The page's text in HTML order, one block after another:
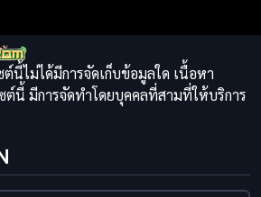
นี้ไม่ได้มีการจัดเก็บข้อมูลใด เนื้อหา
นี้ มีการจัดทำโดยบุคคลที่สามที่ให้บริการ